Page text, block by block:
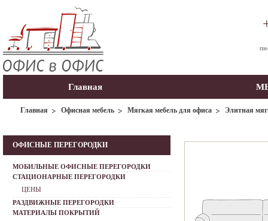
Главная
Главная Офисная мебель Мягкая мебель для офиса Элитная
ОФИСНЫЕ ПЕРЕГОРОДКИ
МОБИЛЬНЫЕ ОФИСНЫЕ ПЕРЕГОРОДКИ
СТАЦИОНАРНЫЕ ПЕРЕГОРОДКИ
ЦЕНЫ
РАЗДВИЖНЫЕ ПЕРЕГОРОДКИ
МАТЕРИАЛЫ ПОКРЫТИЙ